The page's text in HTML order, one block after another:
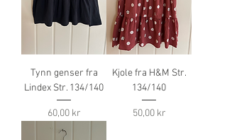
Tynn genser fra
Lindex Str. 134/140
Pris
60,00 kr
Kjole fra H&M Str.
134/140
Pris
50,00 kr